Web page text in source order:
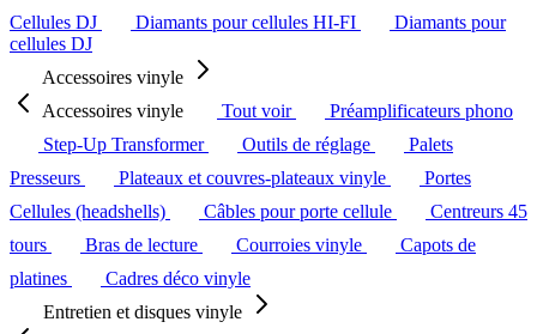
Cellules DJ
Diamants pour cellules HI-FI
Diamants pour
cellules DJ
Accessoires vinyle
Accessoires vinyle
Tout voir
Préamplificateurs phono
Step-Up Transformer
Outils de réglage
Palets
Presseurs
Plateaux et couvres-plateaux vinyle
Portes
Cellules (headshells)
Câbles pour porte cellule
Centreurs 45
tours
Bras de lecture Courroies vinyle
Capots de
platines
Cadres déco vinyle
Entretien et disques vinyle